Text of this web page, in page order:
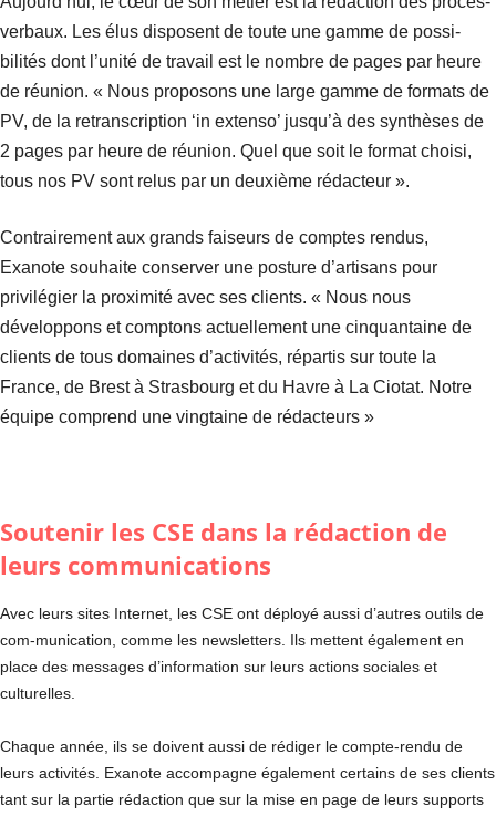
verbaux. Les élus disposent de toute une gamme de possi-
bilités dont l’unité de travail est le nombre de pages par heure
de réunion. « Nous proposons une large gamme de formats de
PV, de la retranscription ‘in extenso’ jusqu’à des synthèses de
2 pages par heure de réunion. Quel que soit le format choisi,
tous nos PV sont relus par un deuxième rédacteur ».
Contrairement aux grands faiseurs de comptes rendus,
Exanote souhaite conserver une posture d’artisans pour
privilégier la proximité avec ses clients. « Nous nous
développons et comptons actuellement une cinquantaine de
clients de tous domaines d’activités, répartis sur toute la
France, de Brest à Strasbourg et du Havre à La Ciotat. Notre
équipe comprend une vingtaine de rédacteurs »
Soutenir les CSE dans la rédaction de
leurs communications
Avec leurs sites Internet, les CSE ont déployé aussi d’autres outils de
com-munication, comme les newsletters. Ils mettent également en
place des messages d’information sur leurs actions sociales et
culturelles.
Chaque année, ils se doivent aussi de rédiger le compte-rendu de
leurs activités. Exanote accompagne également certains de ses clients
tant sur la partie rédaction que sur la mise en page de leurs supports